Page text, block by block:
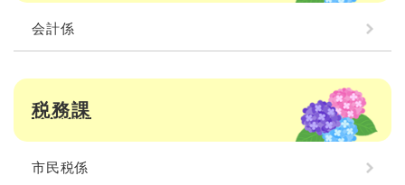
会計係
税務課
市民税係